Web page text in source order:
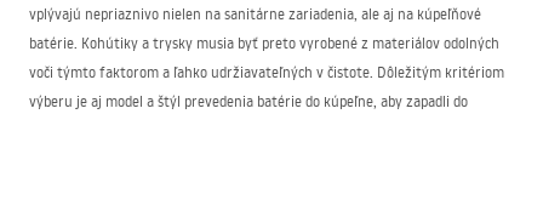
vplývajú nepriaznivo nielen na sanitárne zariadenia, ale aj na kúpeľňové
batérie. Kohútiky a trysky musia byť preto vyrobené z materiálov odolných
voči týmto faktorom a ľahko udržiavateľných v čistote. Dôležitým kritériom
výberu je aj model a štýl prevedenia batérie do kúpeľne, aby zapadli do